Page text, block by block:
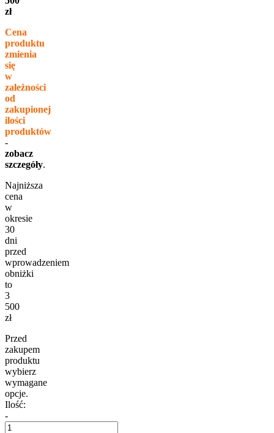
zł
Cena
produktu
zmienia
się
w
zależności
od
zakupionej
ilości
produktów
-
zobacz
szczegóły.
Najniższa
cena
w
okresie
30
dni
przed
wprowadzeniem
obniżki
to
3
500
zł
Przed
zakupem
produktu
wybierz
wymagane
opcje.
Ilość:
-